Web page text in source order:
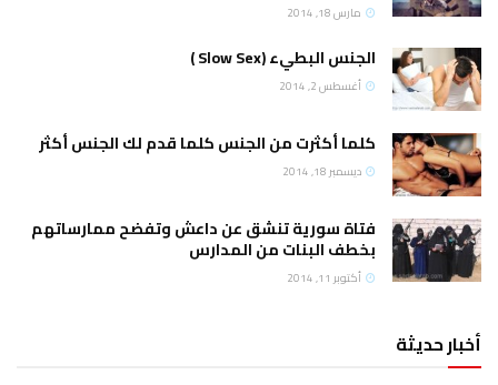
مارس 18, 2014
الجنس البطيء (Slow Sex )
أغسطس 2, 2014
كلما أكثرت من الجنس كلما قدم لك الجنس أكثر
ديسمبر 18, 2014
فتاة سورية تنشق عن داعش وتفضح ممارساتهم
بخطف البنات من المدارس
أكتوبر 11, 2014
أخبار حديثة